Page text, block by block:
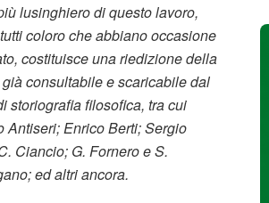
lusinghiero di questo lavoro,
coloro che abbiano occasione
costituisce una riedizione della
consultabile e scaricabile dal
storiografia filosofica, tra cui
Enrico Berti; Sergio
Ciancio; G. Fornero e S.
ed altri ancora.